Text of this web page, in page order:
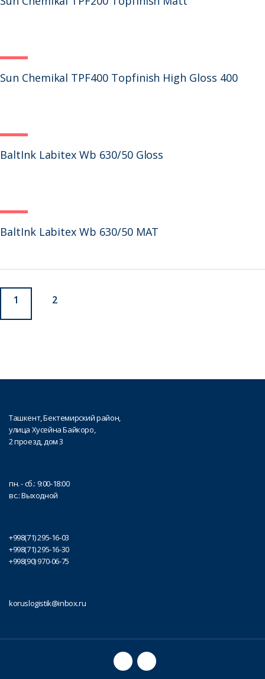
Sun Chemikal TPF400 Topfinish High Gloss 400
BaltInk Labitex Wb 630/50 Gloss
BaltInk Labitex Wb 630/50 MAT
1 2
Ташкент, Бектемирский район,
улица Хусейна Байкоро,
2 проезд, дом 3
пн. - сб.: 9:00-18:00
вс.: Выходной
+998(71) 295-16-03
+998(71) 295-16-30
+998(90) 970-06-75
koruslogistik@inbox.ru